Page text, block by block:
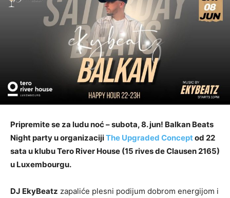
Pripremite se za ludu noć – subota, 8. jun! Balkan Beats
Night party u organizacijiThe Upgraded Conceptod 22
sata u klubu Tero River House (15 rives de Clausen 2165)
u Luxembourgu.
DJ EkyBeatz zapaliće plesni podijum dobrom energijom i